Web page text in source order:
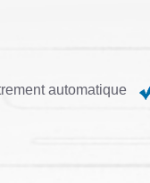
automatique